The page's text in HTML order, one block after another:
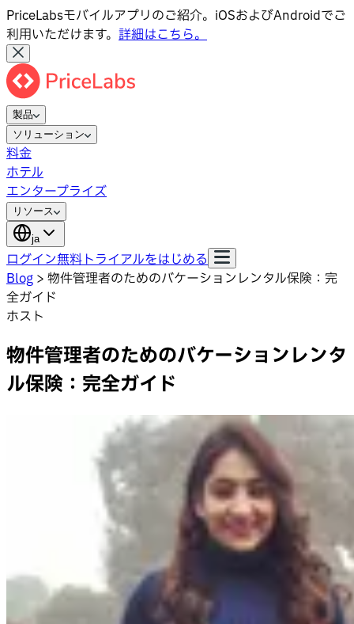
PriceLabsモバイルアプリのご紹介。iOSおよびAndroidでご
利用いただけます。 詳細はこちら。
製品
ソリューション
料金
ホテル
エンタープライズ
リソース
ja
ログイン無料トライアルをはじめる
Blog > 物件管理者のためのバケーションレンタル保険：完
全ガイド
ホスト
物件管理者のためのバケーションレンタ
ル保険：完全ガイド